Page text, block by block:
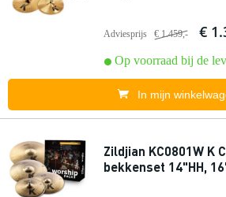
Adviesprijs € 1.459,- €
Op voorraad bij de
In mijn
Zildjian KC0801W K
bekkenset 14"HH,